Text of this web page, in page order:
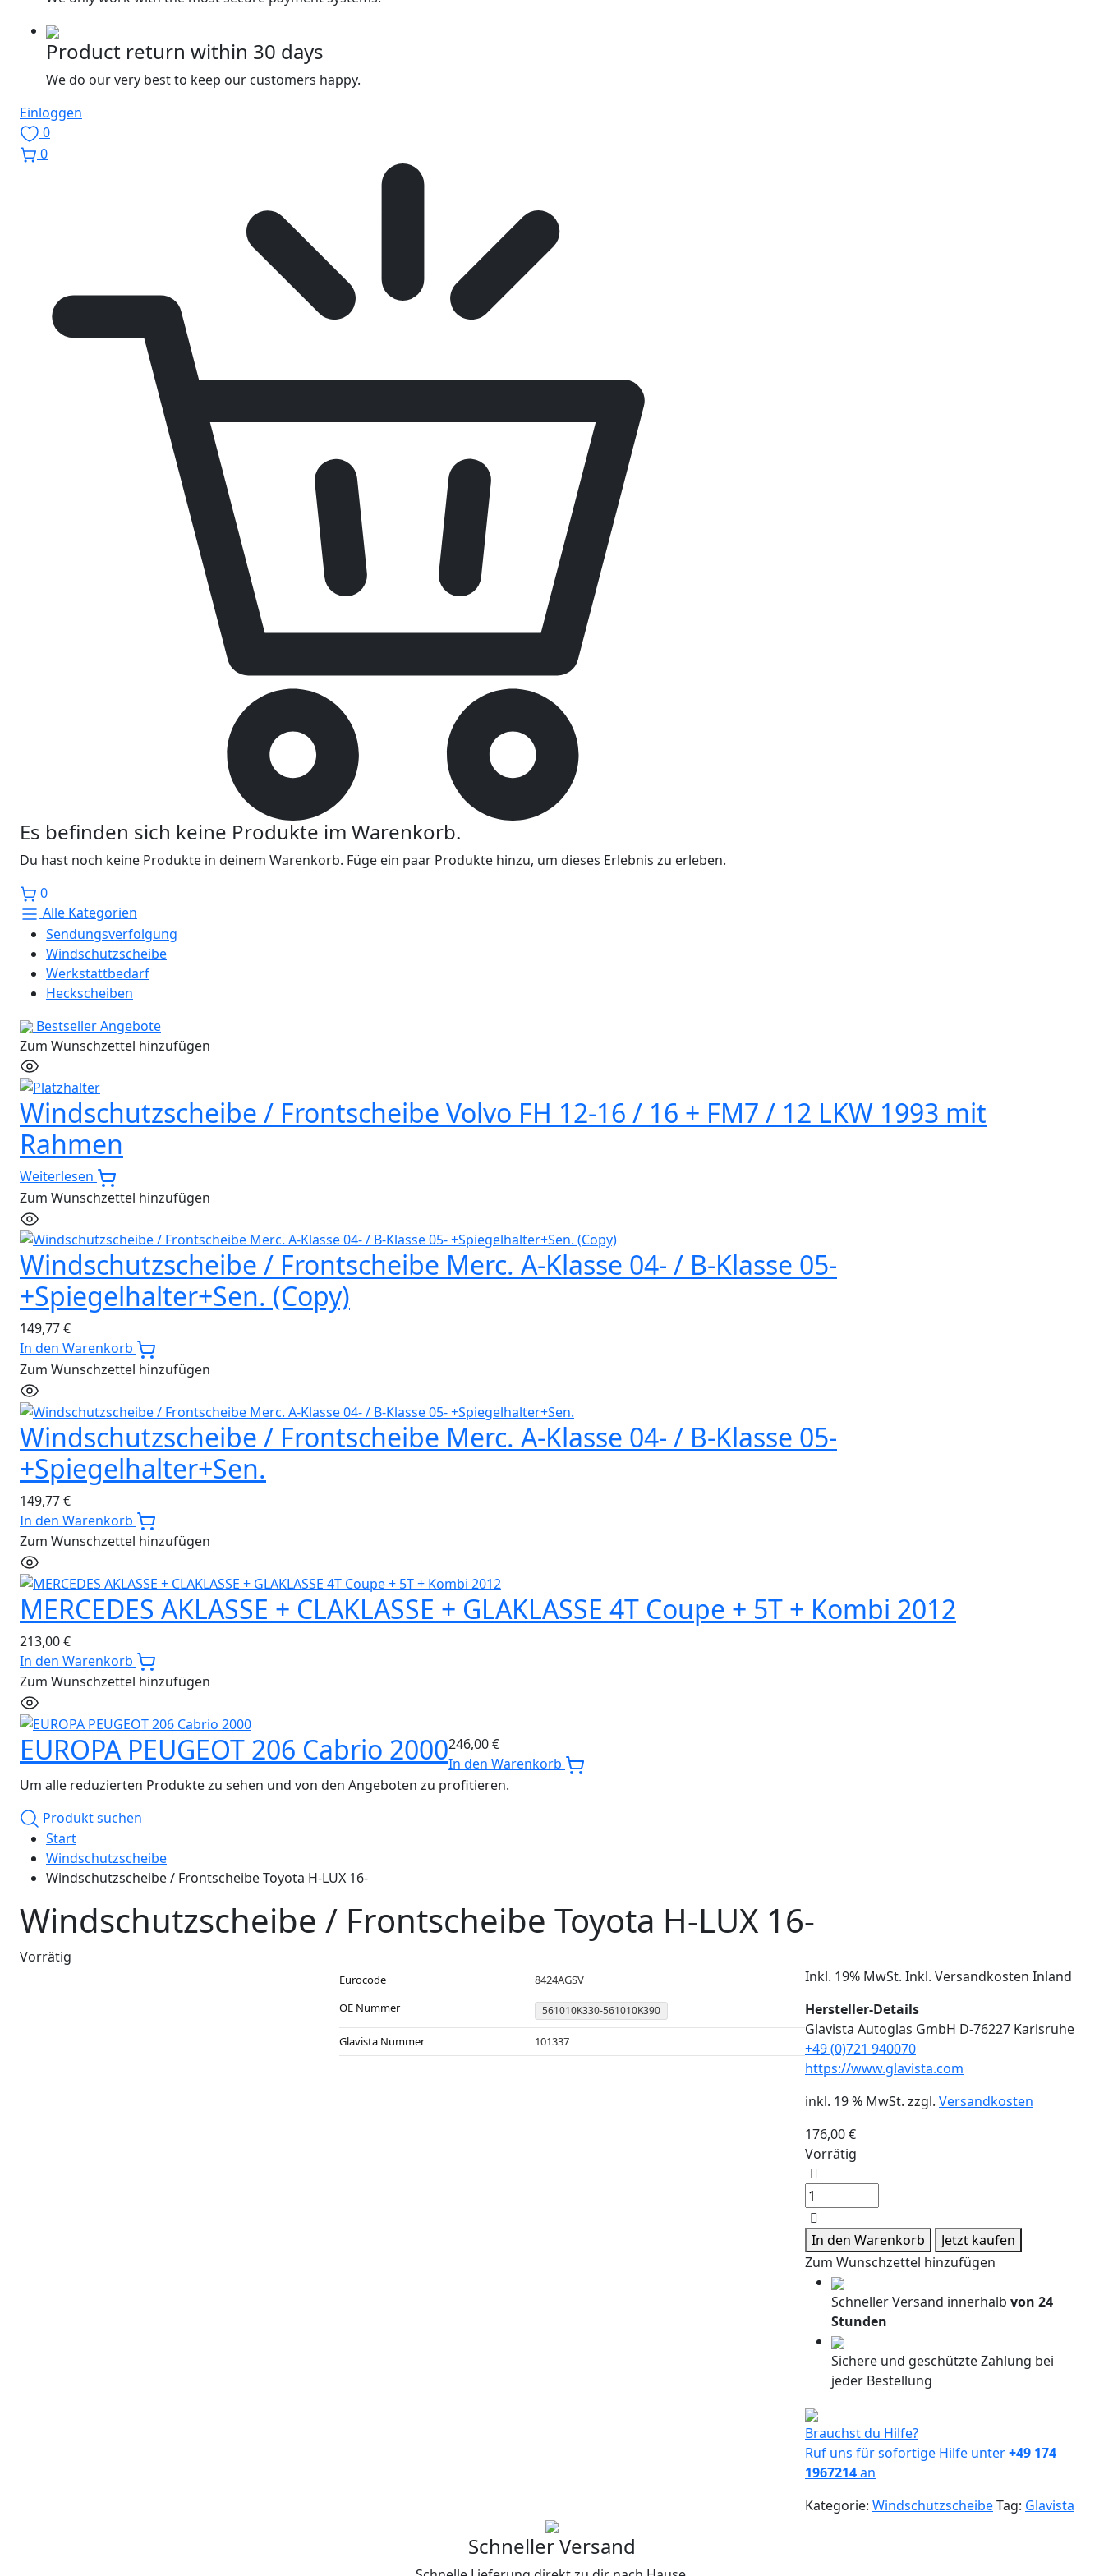
Product return within 30 days
We do our very best to keep our customers happy.
Einloggen
0
0
Es befinden sich keine Produkte im Warenkorb.
Du hast noch keine Produkte in deinem Warenkorb. Füge ein paar Produkte hinzu, um dieses Erlebnis zu erleben.
0
Alle Kategorien
Sendungsverfolgung
Windschutzscheibe
Werkstattbedarf
Heckscheiben
BestsellerAngebote
Zum Wunschzettel hinzufügen
Windschutzscheibe / Frontscheibe Volvo FH 12-16 / 16 + FM7 / 12 LKW 1993 mit
Rahmen
Weiterlesen
Zum Wunschzettel hinzufügen
Windschutzscheibe / Frontscheibe Merc. A-Klasse 04- / B-Klasse 05-
+Spiegelhalter+Sen. (Copy)
149,77€
In den Warenkorb
Zum Wunschzettel hinzufügen
Windschutzscheibe / Frontscheibe Merc. A-Klasse 04- / B-Klasse 05-
+Spiegelhalter+Sen.
149,77€
In den Warenkorb
Zum Wunschzettel hinzufügen
MERCEDES AKLASSE + CLAKLASSE + GLAKLASSE 4T Coupe + 5T + Kombi 2012
213,00€
In den Warenkorb
Zum Wunschzettel hinzufügen
EUROPA PEUGEOT 206 Cabrio 2000246,00€
In den Warenkorb
Um alle reduzierten Produkte zu sehen und von den Angeboten zu profitieren.
Produkt suchen
Start
Windschutzscheibe
Windschutzscheibe / Frontscheibe Toyota H-LUX 16-
Windschutzscheibe / Frontscheibe Toyota H-LUX 16-
Vorrätig
Eurocode
8424AGSV
OE Nummer
561010K330-561010K390
Glavista Nummer 101337
Inkl. 19% MwSt. Inkl. Versandkosten Inland
Hersteller-Details
Glavista Autoglas GmbH D-76227 Karlsruhe
+49 (0)721 940070
https://www.glavista.com
inkl. 19 % MwSt. zzgl. Versandkosten
176,00€
Vorrätig
Windschutzscheibe
Frontscheibe
Toyota
H-
LUX
16-
Menge
In den Warenkorb
Jetzt kaufen
Zum Wunschzettel hinzufügen
Schneller Versand innerhalb von 24
Stunden
Sichere und geschützte Zahlung bei
jeder Bestellung
Brauchst du Hilfe?
Ruf uns für sofortige Hilfe unter+49 174
1967214an
Kategorie: WindschutzscheibeTag: Glavista
Schneller Versand